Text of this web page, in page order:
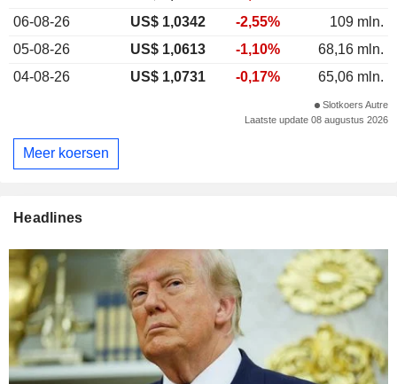
06-08-26
US$ 1,0342 -2,55%
109 mln.
05-08-26
US$ 1,0613 -1,10%
68,16 mln.
04-08-26
US$ 1,0731 -0,17% 65,06 mln.
Slotkoers Autre
Laatste update 08 augustus 2026
Meer koersen
Headlines